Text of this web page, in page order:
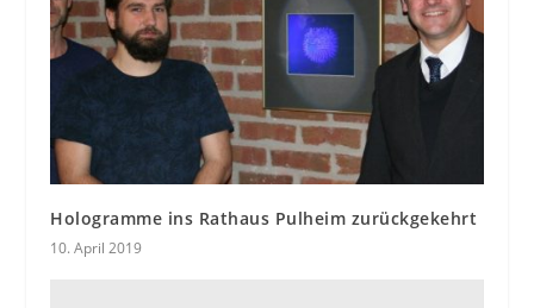
Hologramme ins Rathaus Pulheim zurückgekehrt
10. April 2019